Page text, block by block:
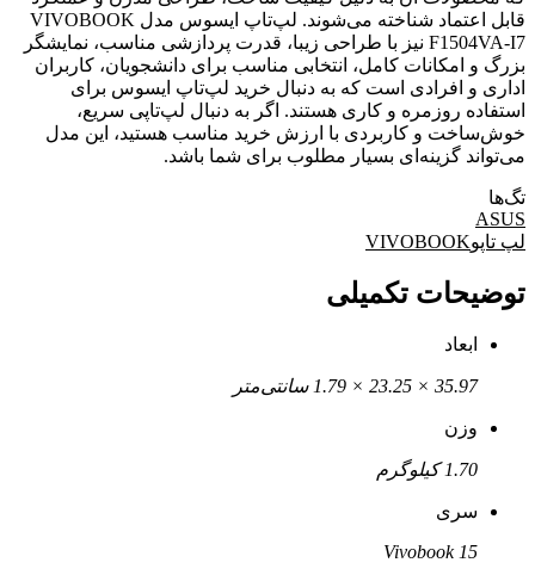
قابل اعتماد شناخته می‌شوند. لپ‌تاپ ایسوس مدل VIVOBOOK
F1504VA-I7 نیز با طراحی زیبا، قدرت پردازشی مناسب، نمایشگر
بزرگ و امکانات کامل، انتخابی مناسب برای دانشجویان، کاربران
اداری و افرادی است که به دنبال خرید لپ‌تاپ ایسوس برای
استفاده روزمره و کاری هستند. اگر به دنبال لپ‌تاپی سریع،
خوش‌ساخت و کاربردی با ارزش خرید مناسب هستید، این مدل
می‌تواند گزینه‌ای بسیار مطلوب برای شما باشد.
تگ‌ها
ASUS
لپ تاپوVIVOBOOK
توضیحات تکمیلی
ابعاد
35.97 × 23.25 × 1.79 سانتی‌متر
وزن
1.70 کیلوگرم
سری
Vivobook 15